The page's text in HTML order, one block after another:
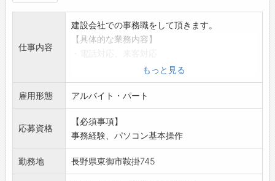
【職場の雰囲気・社風】
私服で風通しがいい職場
仕事内容
建設会社での事務職をして頂きます。
【具体的な業務内容】
・データ入力
・売上請求書の作成
・社内精算の経理
・掃除など雑務
【おすすめポイント】
扶養の範囲内で働きたいなど、就業時間の希望
がございましたら調整することも可能です。
もっと見る
雇用形態 アルバイト・パート
応募資格
【必須事項】
事務経験、パソコン基本操作
勤務地 長野県東御市鞍掛745